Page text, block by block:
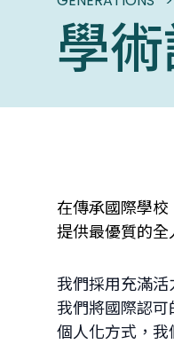
學
在傳承國際學校
提供最優質的全
我們採用充滿
我們將國際認
個人化方式，